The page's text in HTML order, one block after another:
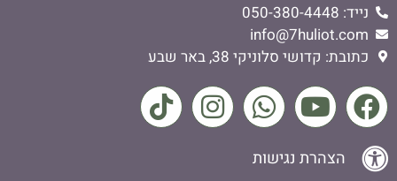
נייד: 050-380-4448
info@7huliot.com
כתובת: קדושי סלוניקי 38, באר שבע
הצהרת נגישות